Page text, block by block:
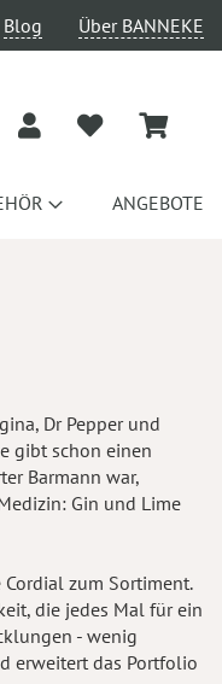
Blog Über BANNEKE
ANGEBOTE
Dr Pepper und
gibt schon einen
Barmann war,
Gin und Lime
zum Sortiment.
die jedes Mal für ein
- wenig
erweitert das Portfolio